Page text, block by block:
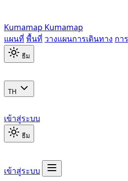
Kumamap Kumamap
แผนที่ พื้นที่ วางแผนการเดินทาง กา
ธีม
TH
เข้าสู่ระบบ
ธีม
เข้าสู่ระบบ